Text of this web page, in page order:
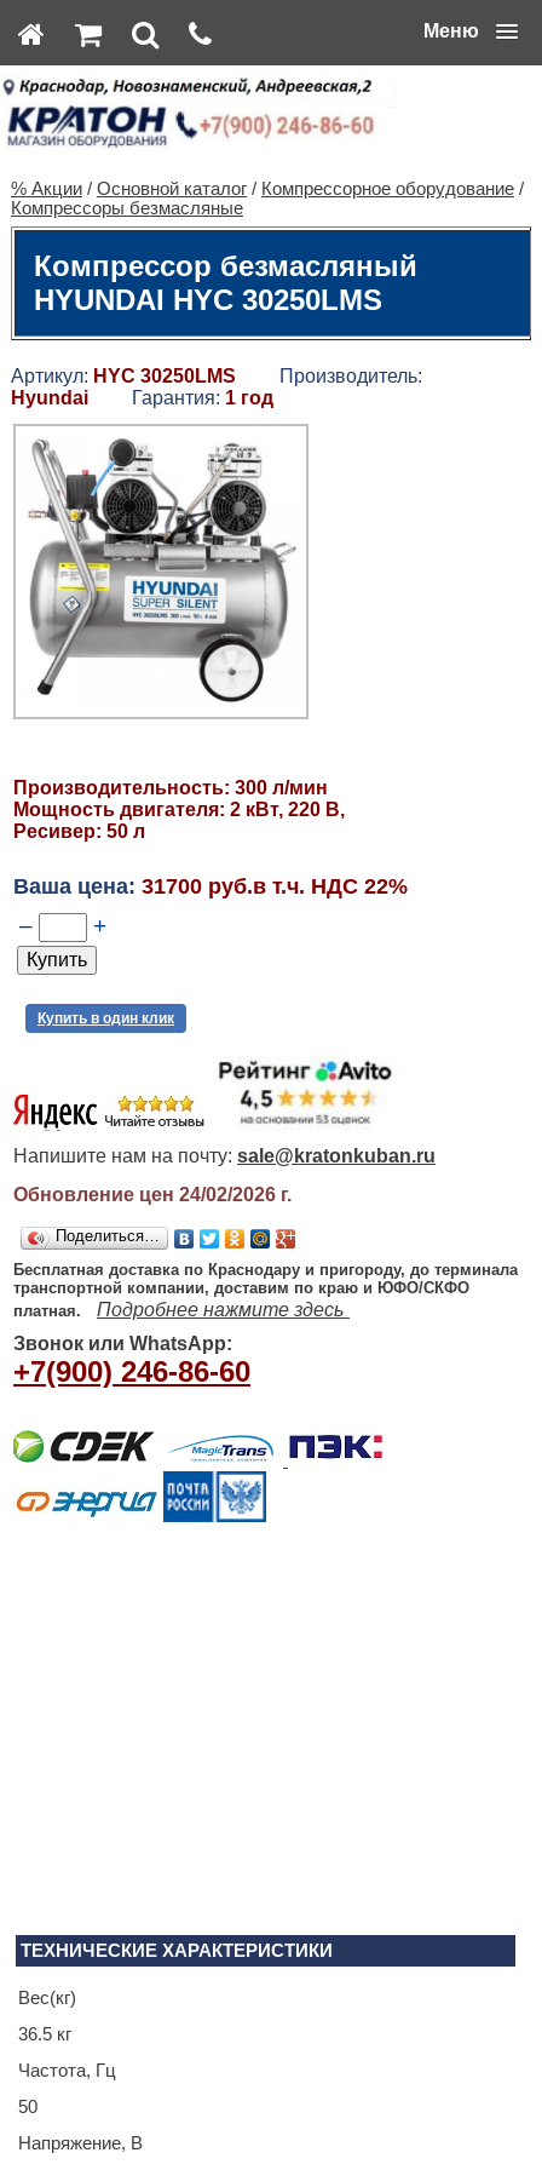
Меню
% Акции/ Основной каталог/ Компрессорное оборудование/
Компрессоры безмасляные
Компрессор безмасляный
HYUNDAI НYC 30250LMS
Артикул: НYC 30250LMS Производитель:
HyundaiГарантия: 1 год
Производительность: 300 л/мин
Мощность двигателя: 2 кВт, 220 В,
Ресивер: 50 л
Ваша цена: 31700 руб.в т.ч. НДС 22%
– +
Купить в один клик
Напишите нам на почту: sale@kratonkuban.ru
Обновление цен 24/02/2026г.
Поделиться…
Бесплатная доставка по Краснодару и пригороду, до терминала
транспортной компании, доставим по краю и ЮФО/СКФО
платная.
Подробнее нажмите здесь
Звонок или WhatsApp:
+7(900) 246-86-60
ТЕХНИЧЕСКИЕ ХАРАКТЕРИСТИКИ
Вес(кг)
36.5 кг
Частота, Гц
50
Напряжение, В